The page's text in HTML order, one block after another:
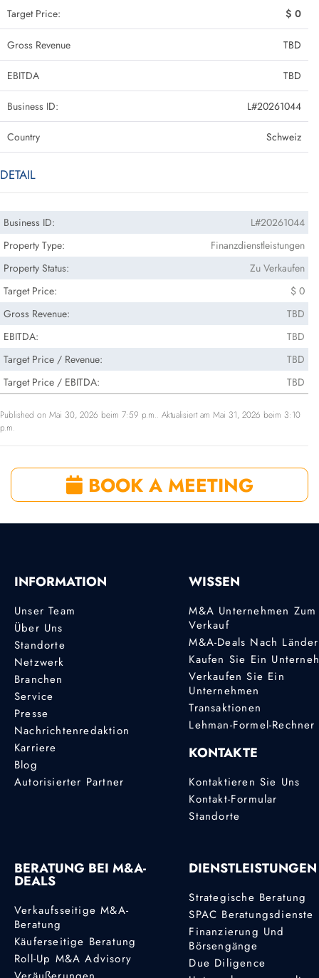
Target Price: $ 0
Gross Revenue TBD
EBITDA TBD
Business ID: L#20261044
Country Schweiz
DETAIL
Business ID:
L#20261044
Property Type:
Finanzdienstleistungen
Property Status:
Zu Verkaufen
Target Price:
$ 0
Gross Revenue:
TBD
EBITDA:
TBD
Target Price / Revenue:
TBD
Target Price / EBITDA:
TBD
Published on Mai 30, 2026 beim 7:59 p.m.. Aktualisiert am Mai 31, 2026 beim 3:10
p.m.
BOOK A MEETING
INFORMATION
Unser Team
Über Uns
Standorte
Netzwerk
Branchen
Service
Presse
Nachrichtenredaktion
Karriere
Blog
Autorisierter Partner
WISSEN
M&A Unternehmen Zum
Verkauf
M&A-Deals Nach
Kaufen Sie Ein
Verkaufen Sie Ein
Unternehmen
Transaktionen
Lehman-Formel-Rechner
KONTAKTE
Kontaktieren Sie Uns
Kontakt-Formular
Standorte
BERATUNG BEI M&A-
DEALS
Verkaufsseitige M&A-
Beratung
Käuferseitige Beratung
Roll-Up M&A Advisory
DIENSTLEISTUNGEN
Strategische Beratung
SPAC Beratungsdienste
Finanzierung Und
Börsengänge
Due Diligence